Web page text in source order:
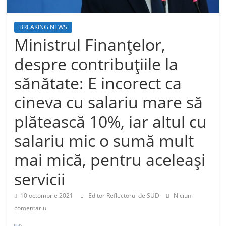
BREAKING NEWS
Ministrul Finanţelor,
despre contribuţiile la
sănătate: E incorect ca
cineva cu salariu mare să
plătească 10%, iar altul cu
salariu mic o sumă mult
mai mică, pentru aceleaşi
servicii
10 octombrie 2021 Editor Reflectorul de SUD
Niciun
comentariu